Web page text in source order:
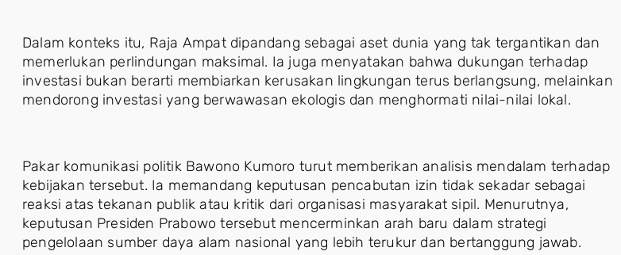
Dalam konteks itu, Raja Ampat dipandang sebagai aset dunia yang tak tergantikan dan
memerlukan perlindungan maksimal. Ia juga menyatakan bahwa dukungan terhadap
investasi bukan berarti membiarkan kerusakan lingkungan terus berlangsung, melainkan
mendorong investasi yang berwawasan ekologis dan menghormati nilai-nilai lokal.
Pakar komunikasi politik Bawono Kumoro turut memberikan analisis mendalam terhadap
kebijakan tersebut. Ia memandang keputusan pencabutan izin tidak sekadar sebagai
reaksi atas tekanan publik atau kritik dari organisasi masyarakat sipil. Menurutnya,
keputusan Presiden Prabowo tersebut mencerminkan arah baru dalam strategi
pengelolaan sumber daya alam nasional yang lebih terukur dan bertanggung jawab.